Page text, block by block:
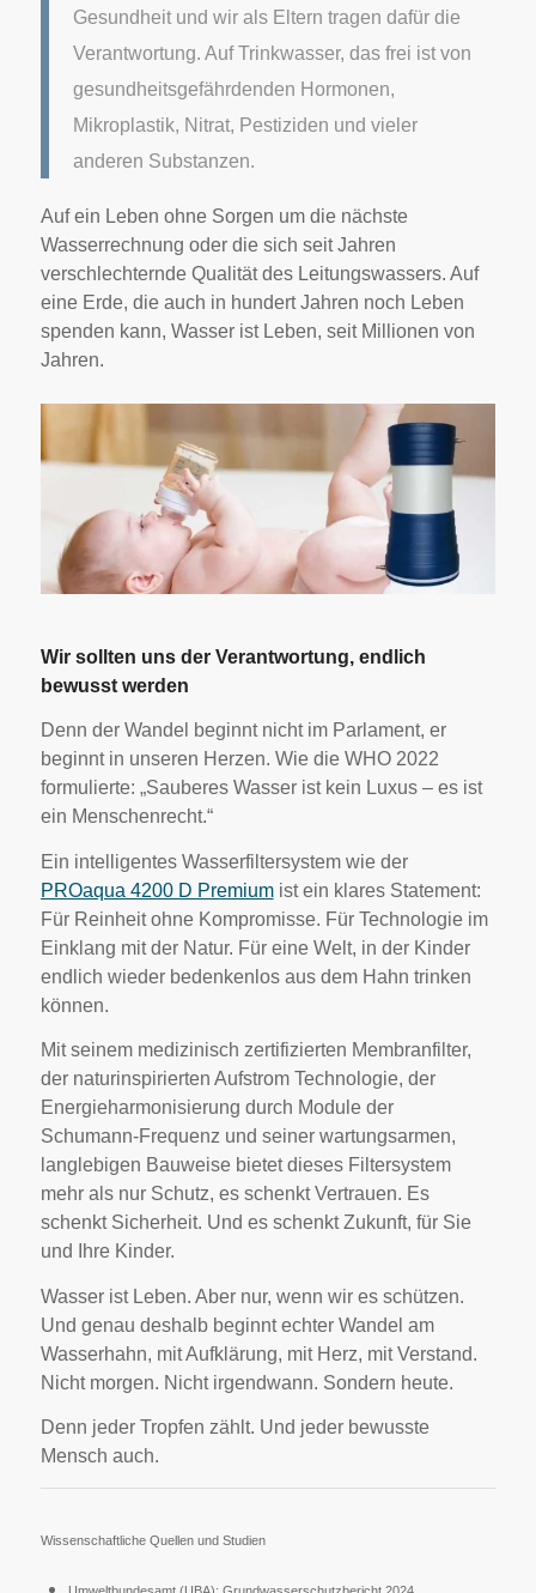
Gesundheit und wir als Eltern tragen dafür die
Verantwortung. Auf Trinkwasser, das frei ist von
gesundheitsgefährdenden Hormonen,
Mikroplastik, Nitrat, Pestiziden und vieler
anderen Substanzen.
Auf ein Leben ohne Sorgen um die nächste
Wasserrechnung oder die sich seit Jahren
verschlechternde Qualität des Leitungswassers. Auf
eine Erde, die auch in hundert Jahren noch Leben
spenden kann, Wasser ist Leben, seit Millionen von
Jahren.
Wir sollten uns der Verantwortung, endlich
bewusst werden
Denn der Wandel beginnt nicht im Parlament, er
beginnt in unseren Herzen. Wie die WHO 2022
formulierte: „Sauberes Wasser ist kein Luxus – es ist
ein Menschenrecht.“
Ein intelligentes Wasserfiltersystem wie der
PROaqua 4200 D Premiumist ein klares Statement:
Für Reinheit ohne Kompromisse. Für Technologie im
Einklang mit der Natur. Für eine Welt, in der Kinder
endlich wieder bedenkenlos aus dem Hahn trinken
können.
Mit seinem medizinisch zertifizierten Membranfilter,
der naturinspirierten Aufstrom Technologie, der
Energieharmonisierung durch Module der
Schumann-Frequenz und seiner wartungsarmen,
langlebigen Bauweise bietet dieses Filtersystem
mehr als nur Schutz, es schenkt Vertrauen. Es
schenkt Sicherheit. Und es schenkt Zukunft, für Sie
und Ihre Kinder.
Wasser ist Leben. Aber nur, wenn wir es schützen.
Und genau deshalb beginnt echter Wandel am
Wasserhahn, mit Aufklärung, mit Herz, mit Verstand.
Nicht morgen. Nicht irgendwann. Sondern heute.
Denn jeder Tropfen zählt. Und jeder bewusste
Mensch auch.
Wissenschaftliche Quellen und Studien
Umweltbundesamt (UBA): Grundwasserschutzbericht 2024